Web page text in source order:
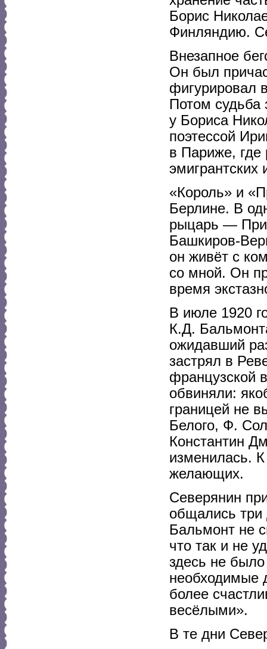
Борис
Финляндию.
Внезапное
Он был
фигурировал
Потом судьба
у Бориса
поэтессой
в Париже, где
эмигрантских
«Король» и
Берлине. В
рыцарь —
Башкиров-
он живёт с
со мной. Он
время
В июле 1920
К.Д.
ожидавший
застрял в
французской
обвиняли:
границей не
Белого, Ф.
Константин
изменилась.
желающих.
Северянин
общались три
Бальмонт не
что так и не
здесь не
необходимые
более
весёлыми».
В те дни